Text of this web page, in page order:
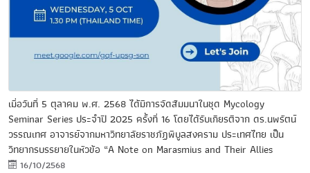
เมื่อวันที่ 5 ตุลาคม พ.ศ. 2568 ได้มีการจัดสัมมนาในชุด Mycology
Seminar Series ประจำปี 2025 ครั้งที่ 16 โดยได้รับเกียรติจาก ดร.นพรัตน์
วรรณเทศ อาจารย์จากมหาวิทยาลัยราชภัฏพิบูลสงคราม ประเทศไทย เป็น
วิทยากรบรรยายในหัวข้อ “A Note on Marasmius and Their Allies
16/10/2568